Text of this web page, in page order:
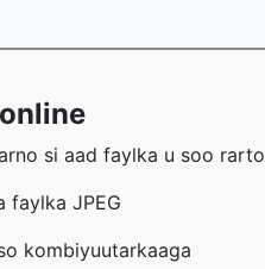
si aad faylka u soo rarto
faylka JPEG
kombiyuutarkaaga